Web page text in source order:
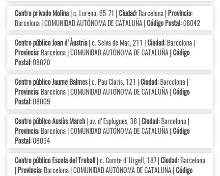
Centro privado Molina| c. Lorena, 65-71 |Ciudad:Barcelona |Provincia:
Barcelona | COMUNIDAD AUTÓNOMA DE CATALUÑA |Código Postal:08042
Centro público Joan d'Àustria| c. Selva de Mar, 211 |Ciudad:Barcelona |
Provincia:Barcelona | COMUNIDAD AUTÓNOMA DE CATALUÑA |Código
Postal:08020
Centro público Jaume Balmes| c. Pau Claris, 121 |Ciudad:Barcelona |
Provincia:Barcelona | COMUNIDAD AUTÓNOMA DE CATALUÑA |Código
Postal:08009
Centro público Ausiàs March| av. d'Esplugues, 38 |Ciudad:Barcelona |
Provincia:Barcelona | COMUNIDAD AUTÓNOMA DE CATALUÑA |Código
Postal:08034
Centro público Escola del Treball| c. Comte d'Urgell, 187 |Ciudad:Barcelona
|Provincia:Barcelona | COMUNIDAD AUTÓNOMA DE CATALUÑA |Código